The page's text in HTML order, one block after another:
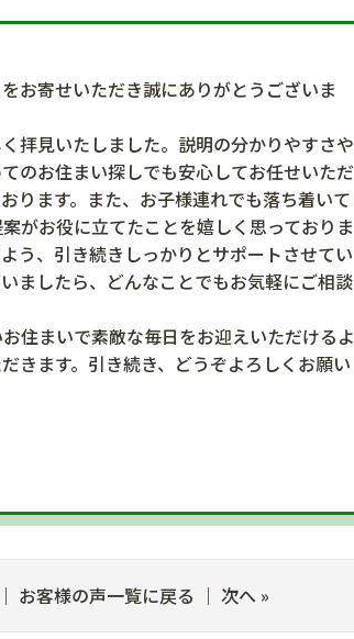
お寄せいただき誠にありがとうございま
拝見いたしました。説明の分かりやすさや
のお住まい探しでも安心してお任せいただ
ります。また、お子様連れでも落ち着いて
がお役に立てたことを嬉しく思っておりま
う、引き続きしっかりとサポートさせてい
ましたら、どんなことでもお気軽にご相談
住まいで素敵な毎日をお迎えいただけるよ
きます。引き続き、どうぞよろしくお願い
｜ お客様の声一覧に戻る ｜ 次へ »